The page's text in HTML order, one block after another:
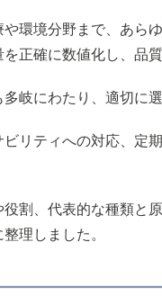
環境分野まで、あら
正確に数値化し、品
岐にわたり、適切に
リティへの対応、定
割、代表的な種類と
理しました。